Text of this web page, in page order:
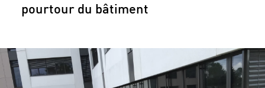
pourtour du bâtiment